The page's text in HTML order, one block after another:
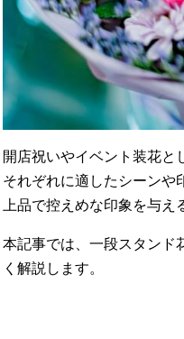
開店祝いやイベント装花と
それぞれに適したシーンや
上品で控えめな印象を与え
本記事では、一段スタンド
く解説します。